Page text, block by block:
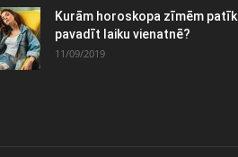
Kurām horoskopa zīmēm patīk
pavadīt laiku vienatnē?
11/09/2019